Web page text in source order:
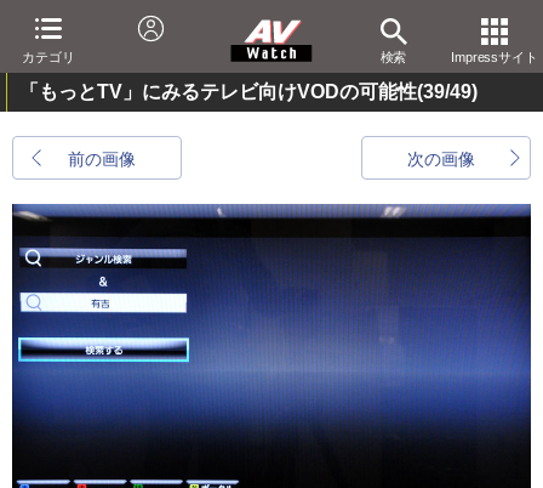
カテゴリ 検索 Impressサイト
「もっとTV」にみるテレビ向けVODの可能性(39/49)
前の画像 次の画像